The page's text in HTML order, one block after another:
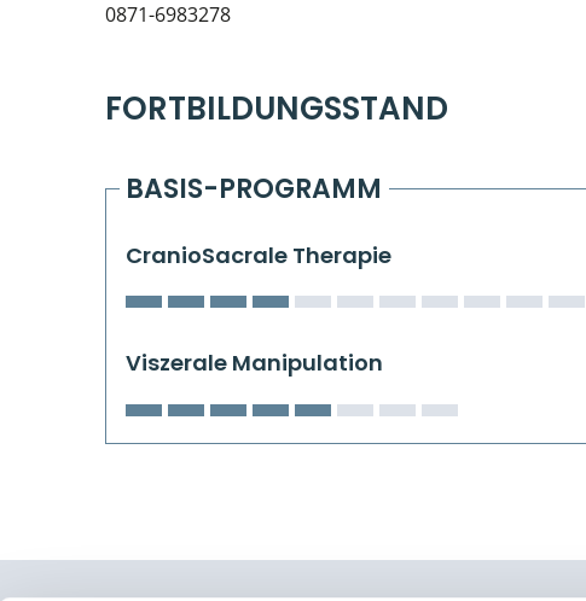
0871-6983278
FORTBILDUNGSSTAND
BASIS-PROGRAMM
CranioSacrale Therapie
Viszerale Manipulation